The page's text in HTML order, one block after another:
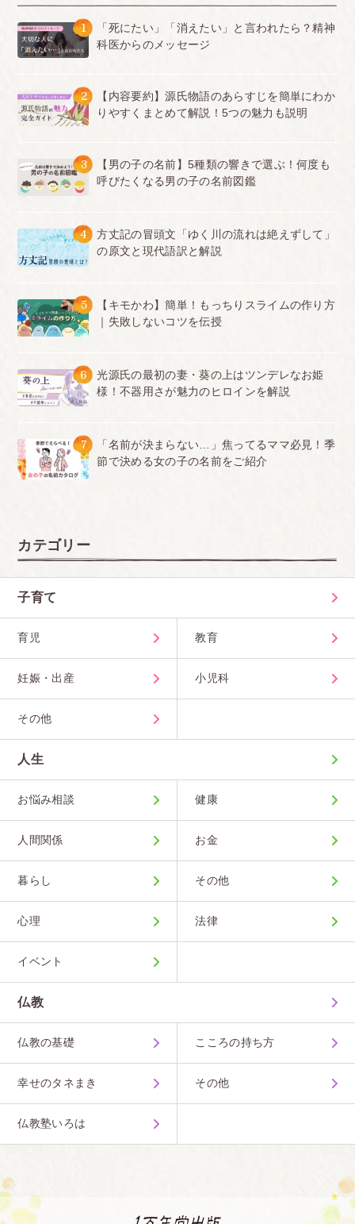
1
「死にたい」「消えたい」と言われたら？精神
科医からのメッセージ
2
【内容要約】源氏物語のあらすじを簡単にわか
りやすくまとめて解説！5つの魅力も説明
3
【男の子の名前】5種類の響きで選ぶ！何度も
呼びたくなる男の子の名前図鑑
4
方丈記の冒頭文「ゆく川の流れは絶えずして」
の原文と現代語訳と解説
5
【キモかわ】簡単！もっちりスライムの作り方
｜失敗しないコツを伝授
6
光源氏の最初の妻・葵の上はツンデレなお姫
様！不器用さが魅力のヒロインを解説
7
「名前が決まらない…」焦ってるママ必見！季
節で決める女の子の名前をご紹介
カテゴリー
子育て
育児 教育
妊娠・出産 小児科
その他
人生
お悩み相談 健康
人間関係 お金
暮らし その他
心理 法律
イベント
仏教
仏教の基礎 こころの持ち方
幸せのタネまき その他
仏教塾いろは